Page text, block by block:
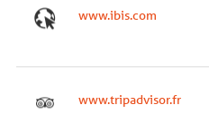
www.ibis.com
www.tripadvisor.fr